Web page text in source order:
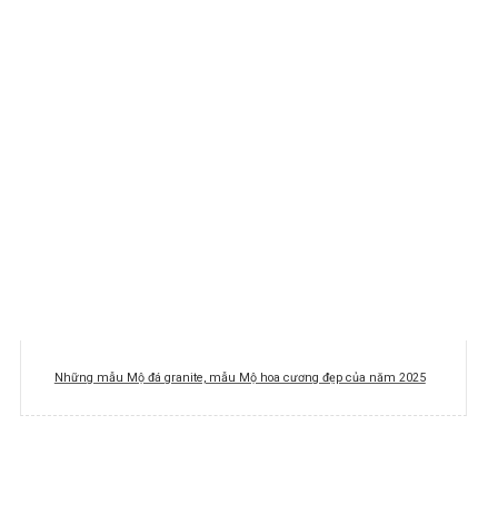
Những mẫu Mộ đá granite, mẫu Mộ hoa cương đẹp của năm 2025